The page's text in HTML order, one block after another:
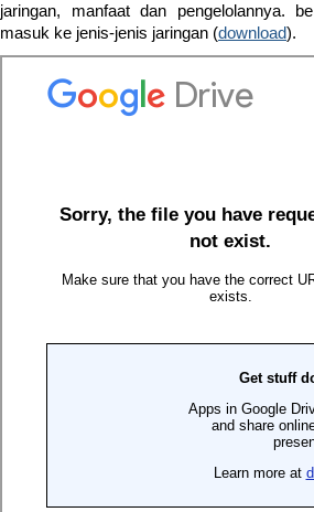
jaringan, manfaat dan pengelolannya.
masuk ke jenis-jenis jaringan (download).